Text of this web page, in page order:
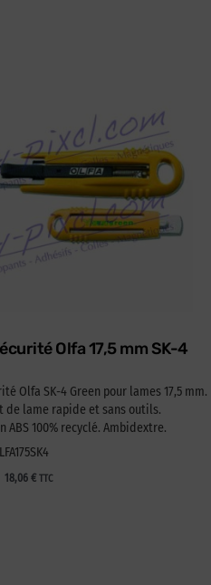
Olfa 17,5 mm SK-4
Olfa SK-4 Green pour lames 17,5 mm.
de lame rapide et sans outils.
100% recyclé. Ambidextre.
18,06 € TTC